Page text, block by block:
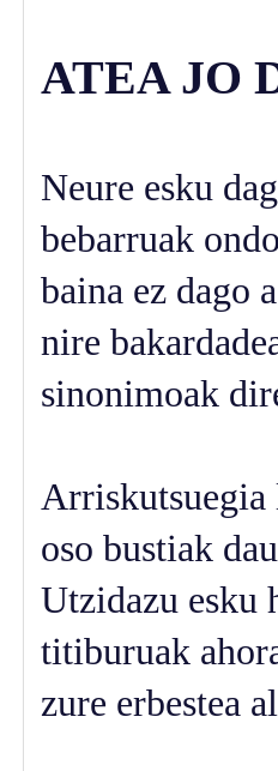
ATEA JO
Neure esku
bebarruak
baina ez dago
nire
sinonimoak
Arriskutsuegia
oso bustiak
Utzidazu esku
titiburuak
zure erbestea